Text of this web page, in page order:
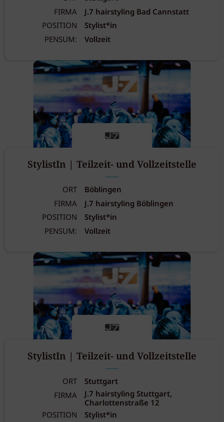
FIRMA
J.7 hairstyling Bad Cannstatt
POSITION
Stylist*in
PENSUM:
Vollzeit
StylistIn | Teilzeit- und Vollzeitstelle
ORT
Böblingen
FIRMA
J.7 hairstyling Böblingen
POSITION
Stylist*in
PENSUM:
Vollzeit
StylistIn | Teilzeit- und Vollzeitstelle
ORT
Stuttgart
FIRMA
J.7 hairstyling Stuttgart,
Charlottenstraße 12
POSITION
Stylist*in